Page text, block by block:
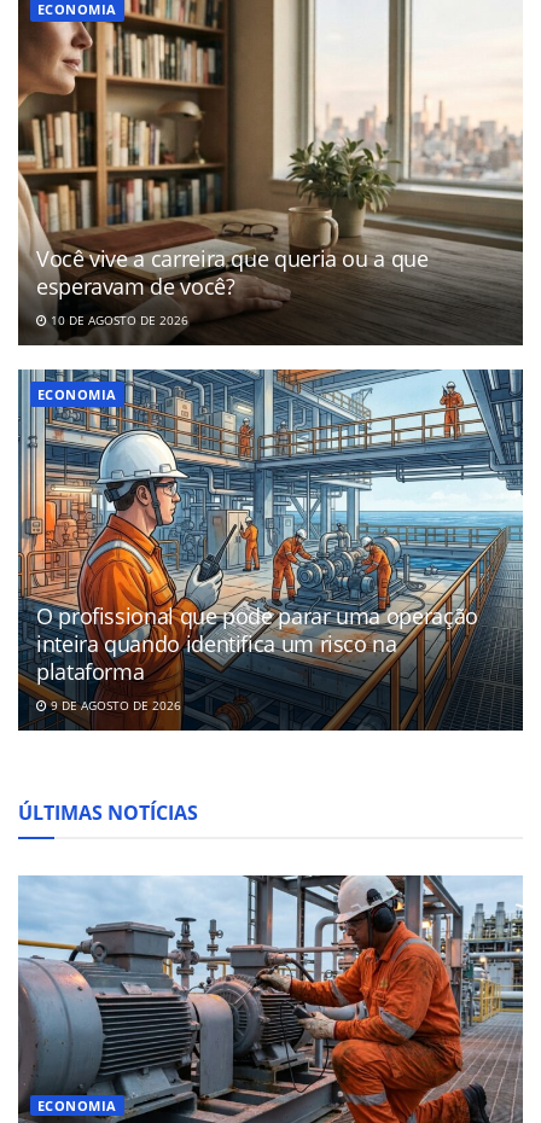
ECONOMIA
Você vive a carreira que queria ou a que
esperavam de você?
10 DE AGOSTO DE 2026
ECONOMIA
O profissional que pode parar uma operação
inteira quando identifica um risco na
plataforma
9 DE AGOSTO DE 2026
ÚLTIMAS NOTÍCIAS
ECONOMIA